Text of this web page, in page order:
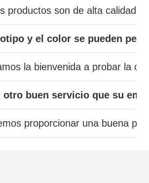
productos son de alta calidad y
y el color se pueden
la bienvenida a probar la
otro buen servicio que su
proporcionar una buena